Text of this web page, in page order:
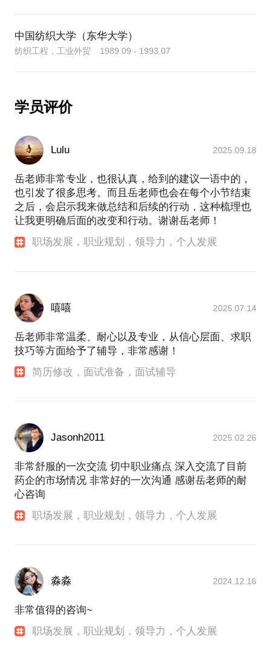
梦想的种子一旦播下，就会生根发芽。这之后我参加
分会的副会长，并担任西郊利物浦大学校外导师。不
论是在我工作中，还是在业余时间支持他人的活动
线上的一缕阳光，我愿为您带去成长、生机及活力“。
我奉行的约谈方法是-"用信任叩启生命，用倾听去打
开心扉，用提问去引发思考，用行动计划支持想法落
地"。我坚信在约谈中采用教练+咨询的模式能给个人
或团队带来量身定做的改变和成长，只要您，有意愿
去成长！
在我的有生之年，我愿用我多年深厚的人力资源管理
辅导您，并陪您化解梦想途中的沟沟壑壑。
关于什么是教练：教练不会给您建议，教练是让你用
您自己的智慧看到资源，激发动力，调动潜能，使您
成为更好的自己。就像中国女排的主教练郎平，她不
场上发挥出自己的最佳状态和水平，从而不断成就自
以下是近期几个客户约谈的反馈，其中有一次是与几
中国纺织大学（东华大学）
纺织工程，工业外贸 1989.09 - 1993.07
学员评价
Lulu 2025.09.18
岳老师非常专业，也很认真，给到的建议一语中的，
也引发了很多思考。而且岳老师也会在每个小节结束
之后，会启示我来做总结和后续的行动，这种梳理也
让我更明确后面的改变和行动。谢谢岳老师！
职场发展，职业规划，领导力，个人发展
嘻嘻 2025.07.14
岳老师非常温柔、耐心以及专业，从信心层面、求职
技巧等方面给予了辅导，非常感谢！
简历修改，面试准备，面试辅导
Jasonh2011 2025.02.26
非常舒服的一次交流 切中职业痛点 深入交流了目前
药企的市场情况 非常好的一次沟通 感谢岳老师的耐
心咨询
职场发展，职业规划，领导力，个人发展
淼淼 2024.12.16
非常值得的咨询~
职场发展，职业规划，领导力，个人发展